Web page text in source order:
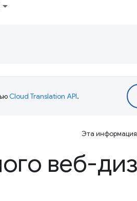
Cloud Translation API.
Эта информация
веб-